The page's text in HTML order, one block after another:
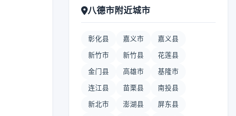
八德市附近城市
彰化县 嘉义市 嘉义县
新竹市 新竹县 花莲县
金门县 高雄市 基隆市
连江县 苗栗县 南投县
新北市 澎湖县 屏东县